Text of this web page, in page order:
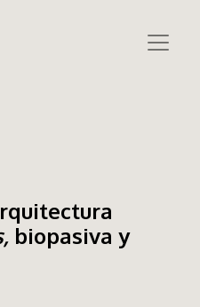
biopasiva y